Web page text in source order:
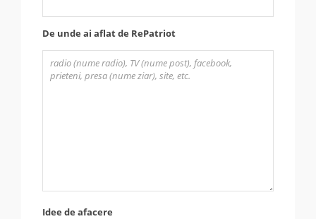
De unde ai aflat de RePatriot
Idee de afacere